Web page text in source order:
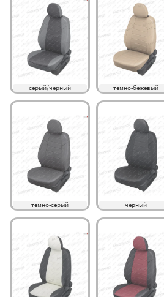
серый/черный темно-бежевый
темно-серый черный